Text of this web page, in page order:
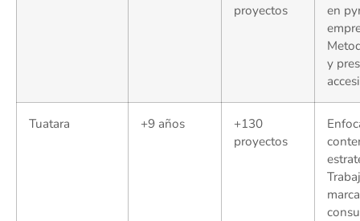
proyectos
en
y
Tuatara +9 años
+130
proyectos